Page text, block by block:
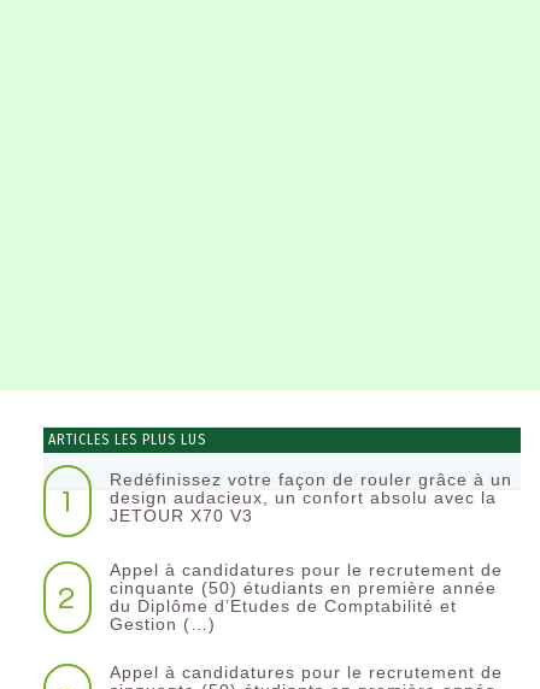
ARTICLES LES PLUS LUS
1
Redéfinissez votre façon de rouler grâce à un
design audacieux, un confort absolu avec la
JETOUR X70 V3
2
Appel à candidatures pour le recrutement de
cinquante (50) étudiants en première année
du Diplôme d’Etudes de Comptabilité et
Gestion (…)
Appel à candidatures pour le recrutement de